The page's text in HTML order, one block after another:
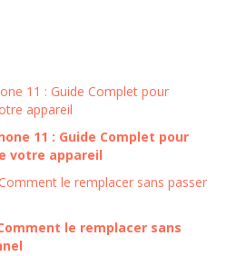
11 : Guide Complet pour
votre appareil
le remplacer sans